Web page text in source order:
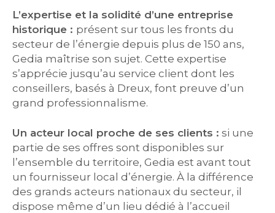
L’expertise et la solidité d’une entreprise
historique : présent sur tous les fronts du
secteur de l’énergie depuis plus de 150 ans,
Gedia maîtrise son sujet. Cette expertise
s’apprécie jusqu’au service client dont les
conseillers, basés à Dreux, font preuve d’un
grand professionnalisme.
Un acteur local proche de ses clients : si une
partie de ses offres sont disponibles sur
l’ensemble du territoire, Gedia est avant tout
un fournisseur local d’énergie. À la différence
des grands acteurs nationaux du secteur, il
dispose même d’un lieu dédié à l’accueil